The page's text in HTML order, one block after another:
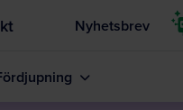
Nyhetsbrev